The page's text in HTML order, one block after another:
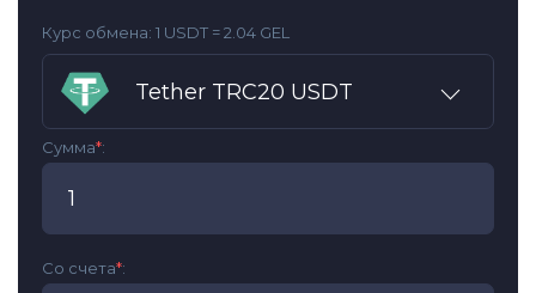
Курс обмена: 1 USDT = 2.04 GEL
Tether TRC20 USDT
Сумма*:
Со счета*: